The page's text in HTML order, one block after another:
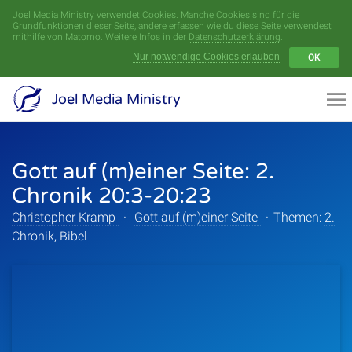
Joel Media Ministry verwendet Cookies. Manche Cookies sind für die
Grundfunktionen dieser Seite, andere erfassen wie du diese Seite verwendest
mithilfe von Matomo. Weitere Infos in der Datenschutzerklärung.
Nur notwendige Cookies erlauben
OK
Joel Media Ministry
Gott auf (m)einer Seite: 2.
Chronik 20:3-20:23
Christopher Kramp · Gott auf (m)einer Seite · Themen: 2.
Chronik, Bibel
Menü
Videoarchiv
Serien